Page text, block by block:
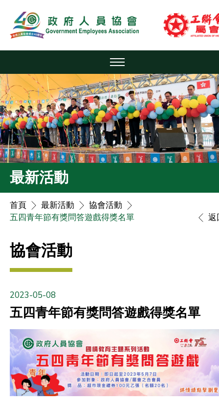
最新活動
首頁 最新活動
協會活動
五四青年節有獎問答遊戲得獎名單
返
協會活動
2023-05-08
五四青年節有獎問答遊戲得獎名單